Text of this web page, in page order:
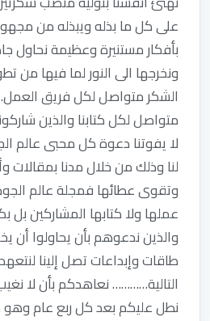
على كل ما بذله ويبذله من
بأفكار مستنيرة وعظيمة نحاول
ونخرجها الى النور لما فيها من
الشكر متواصل لكل فريق
متواصل لكل كتابنا والذين
لا يفوتنا دعوة كل محبى عالم
لنا وذلك من خلال مدنا بمقالات
وتقوى عطائها فمجلة عالم
عملها ولا كتابها المشاركين بل
والذين ندعوهم بأن يحاولوا أن
طاقات وإبداعات تصل إلينا
التالية………… نعاهدكم بأن لا
نطل عليكم بعد كل ربع عام وهو